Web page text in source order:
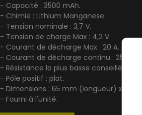
- Capacité : 3500 mAh.
- Chimie : Lithium Manganese.
- Tension nominale : 3,7 V.
- Tension de charge Max : 4,2 V.
- Courant de décharge Max : 20 A.
- Courant de décharge continu : 25 A.
- Résistance la plus basse conseillée :
- Pôle positif : plat.
- Dimensions : 65 mm (longueur) x 18
- Fourni à l'unité.